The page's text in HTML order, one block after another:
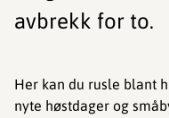
avbrekk for to.
Her kan du rusle blant
nyte høstdager og